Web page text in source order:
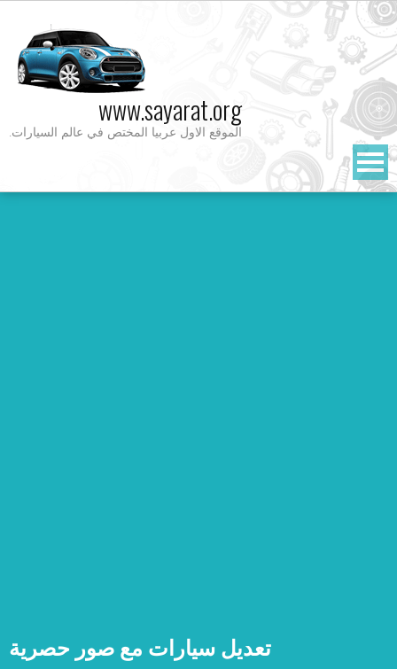
Skip
to
content
www.sayarat.org
الموقع الاول عربيا المختص في عالم السيارات.
تعديل سيارات مع صور حصرية